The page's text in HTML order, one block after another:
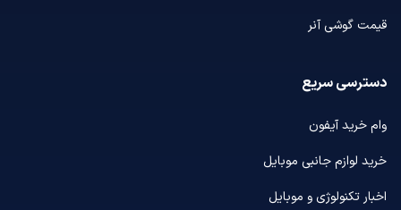
قیمت گوشی آنر
دسترسی سریع
وام خرید آیفون
خرید لوازم جانبی موبایل
اخبار تکنولوژی و موبایل